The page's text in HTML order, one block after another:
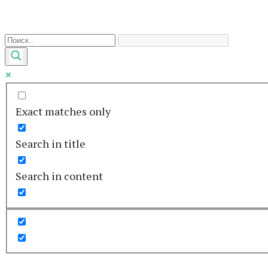
контенту
Exact matches only
Search in title
Search in content